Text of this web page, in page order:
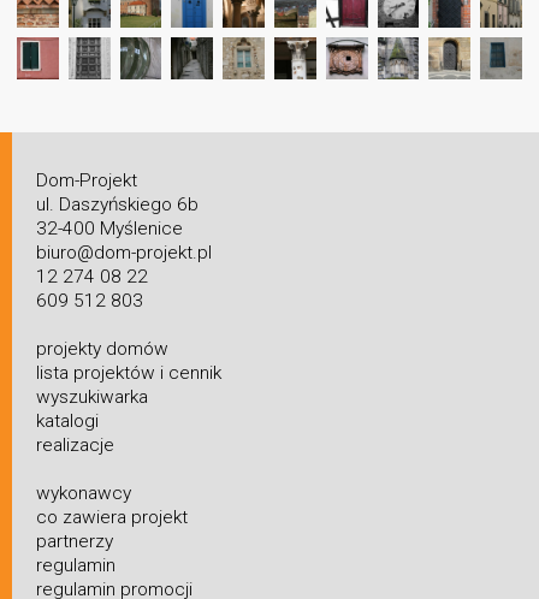
Dom-Projekt
ul. Daszyńskiego 6b
32-400 Myślenice
biuro@dom-projekt.pl
12 274 08 22
609 512 803
projekty domów
lista projektów i cennik
wyszukiwarka
katalogi
realizacje
wykonawcy
co zawiera projekt
partnerzy
regulamin
regulamin promocji